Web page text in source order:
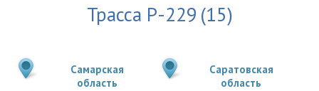
Трасса Р-229 (15)
Самарская
область
Саратовская
область